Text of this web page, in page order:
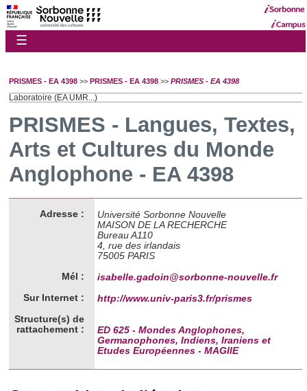
☰
PRISMES - EA 4398 >> PRISMES - EA 4398 >> PRISMES - EA 4398
Laboratoire (EA UMR...)
PRISMES - Langues, Textes,
Arts et Cultures du Monde
Anglophone - EA 4398
Adresse :
Université Sorbonne Nouvelle
MAISON DE LA RECHERCHE
Bureau A110
4, rue des irlandais
75005 PARIS
Mél :
isabelle.gadoin@sorbonne-nouvelle.fr
Sur Internet :
http://www.univ-paris3.fr/prismes
Structure(s) de
rattachement :
ED 625 - Mondes Anglophones,
Germanophones, Indiens, Iraniens et
Etudes Européennes - MAGIIE